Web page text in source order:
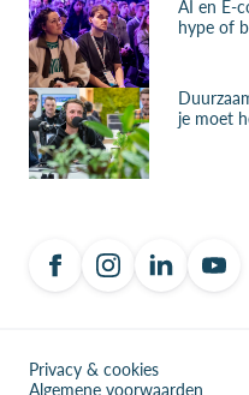
AI en E-
hype of
je moet
Privacy & cookies
Algemene voorwaarden